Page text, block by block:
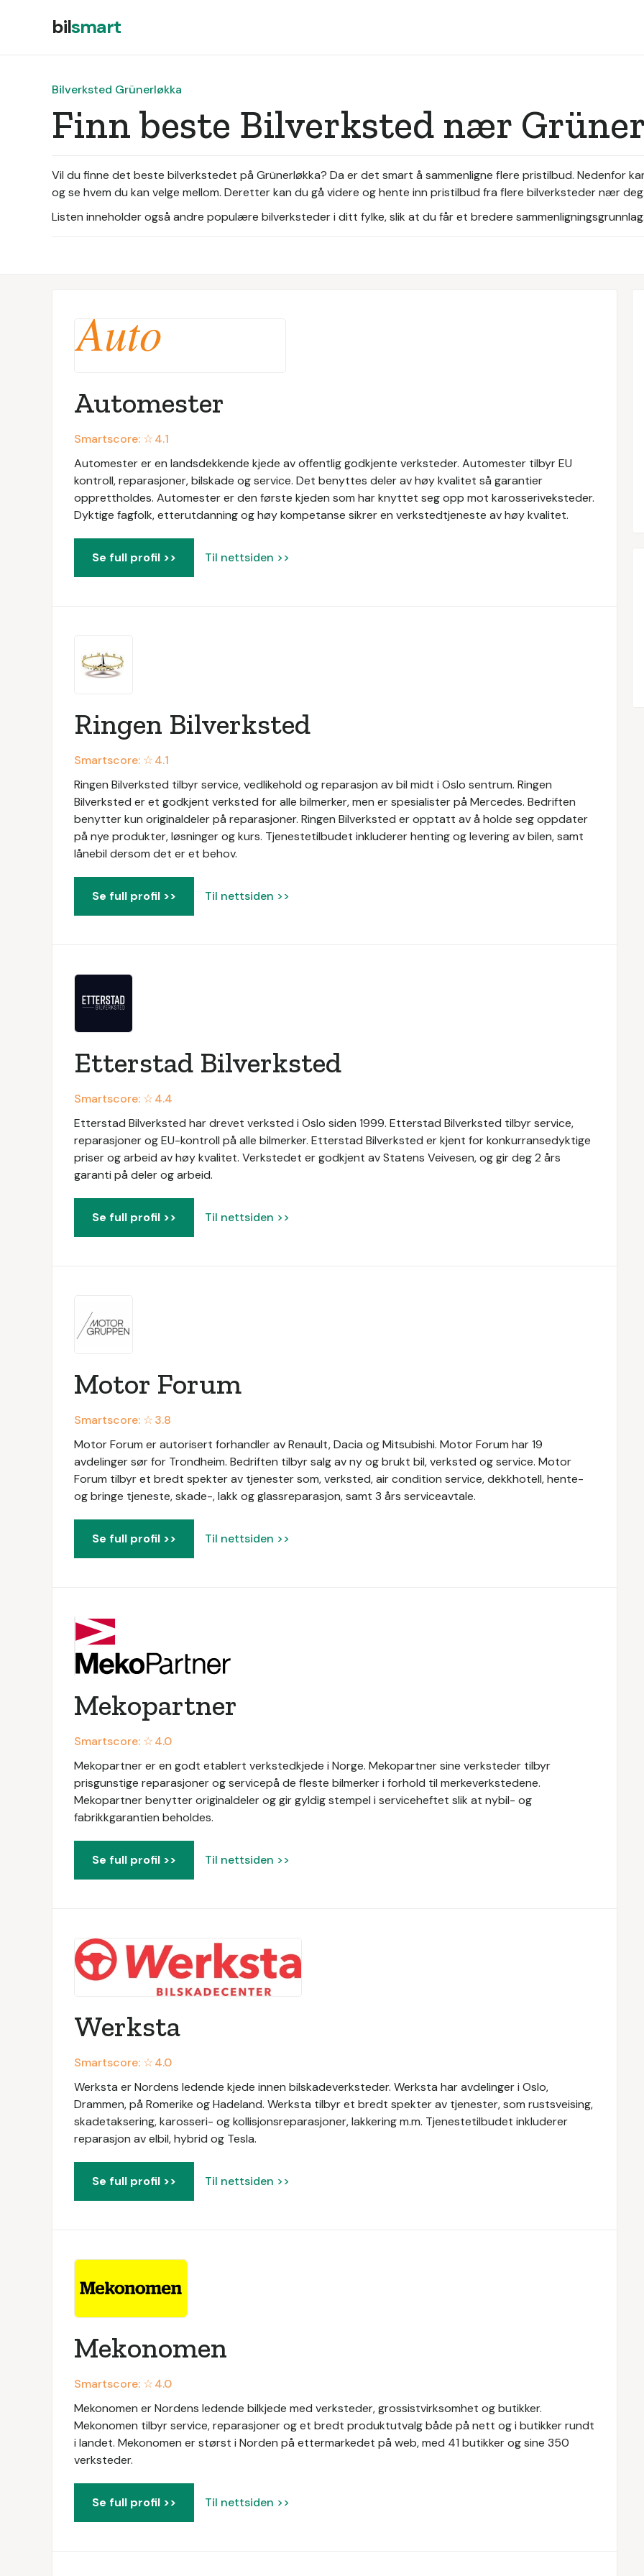
bilsmart
Bilverksted Grünerløkka
Finn beste Bilverksted nær
Vil du finne det beste bilverkstedet på Grünerløkka? Da er det smart å sammenligne flere pristilbud. Nedenfor
og se hvem du kan velge mellom. Deretter kan du gå videre og hente inn pristilbud fra flere bilverksteder nær deg.
Listen inneholder også andre populære bilverksteder i ditt fylke, slik at du får et bredere sammenligningsgrunnlag.
Automester
Smartscore: ☆4.1
Automester er en landsdekkende kjede av offentlig godkjente verksteder. Automester tilbyr EU
kontroll, reparasjoner, bilskade og service. Det benyttes deler av høy kvalitet så garantier
opprettholdes. Automester er den første kjeden som har knyttet seg opp mot karosseriveksteder.
Dyktige fagfolk, etterutdanning og høy kompetanse sikrer en verkstedtjeneste av høy kvalitet.
Se full profil >> Til nettsiden >>
Ringen Bilverksted
Smartscore: ☆4.1
Ringen Bilverksted tilbyr service, vedlikehold og reparasjon av bil midt i Oslo sentrum. Ringen
Bilverksted er et godkjent verksted for alle bilmerker, men er spesialister på Mercedes. Bedriften
benytter kun originaldeler på reparasjoner. Ringen Bilverksted er opptatt av å holde seg oppdater
på nye produkter, løsninger og kurs. Tjenestetilbudet inkluderer henting og levering av bilen, samt
lånebil dersom det er et behov.
Se full profil >> Til nettsiden >>
Etterstad Bilverksted
Smartscore: ☆4.4
Etterstad Bilverksted har drevet verksted i Oslo siden 1999. Etterstad Bilverksted tilbyr service,
reparasjoner og EU-kontroll på alle bilmerker. Etterstad Bilverksted er kjent for konkurransedyktige
priser og arbeid av høy kvalitet. Verkstedet er godkjent av Statens Veivesen, og gir deg 2 års
garanti på deler og arbeid.
Se full profil >> Til nettsiden >>
Motor Forum
Smartscore: ☆3.8
Motor Forum er autorisert forhandler av Renault, Dacia og Mitsubishi. Motor Forum har 19
avdelinger sør for Trondheim. Bedriften tilbyr salg av ny og brukt bil, verksted og service. Motor
Forum tilbyr et bredt spekter av tjenester som, verksted, air condition service, dekkhotell, hente-
og bringe tjeneste, skade-, lakk og glassreparasjon, samt 3 års serviceavtale.
Se full profil >> Til nettsiden >>
Mekopartner
Smartscore: ☆4.0
Mekopartner er en godt etablert verkstedkjede i Norge. Mekopartner sine verksteder tilbyr
prisgunstige reparasjoner og servicepå de fleste bilmerker i forhold til merkeverkstedene.
Mekopartner benytter originaldeler og gir gyldig stempel i serviceheftet slik at nybil- og
fabrikkgarantien beholdes.
Se full profil >> Til nettsiden >>
Werksta
Smartscore: ☆4.0
Werksta er Nordens ledende kjede innen bilskadeverksteder. Werksta har avdelinger i Oslo,
Drammen, på Romerike og Hadeland. Werksta tilbyr et bredt spekter av tjenester, som rustsveising,
skadetaksering, karosseri- og kollisjonsreparasjoner, lakkering m.m. Tjenestetilbudet inkluderer
reparasjon av elbil, hybrid og Tesla.
Se full profil >> Til nettsiden >>
Mekonomen
Smartscore: ☆4.0
Mekonomen er Nordens ledende bilkjede med verksteder, grossistvirksomhet og butikker.
Mekonomen tilbyr service, reparasjoner og et bredt produktutvalg både på nett og i butikker rundt
i landet. Mekonomen er størst i Norden på ettermarkedet på web, med 41 butikker og sine 350
verksteder.
Se full profil >> Til nettsiden >>